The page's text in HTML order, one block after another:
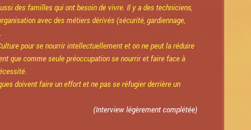
des familles qui ont besoin de vivre. Il y a des techniciens,
avec des métiers dérivés (sécurité, gardiennage,
pour se nourrir intellectuellement et on ne peut la réduire
que comme seule préoccupation se nourrir et faire face à
doivent faire un effort et ne pas se réfugier derrière un
(Interview légèrement complétée)